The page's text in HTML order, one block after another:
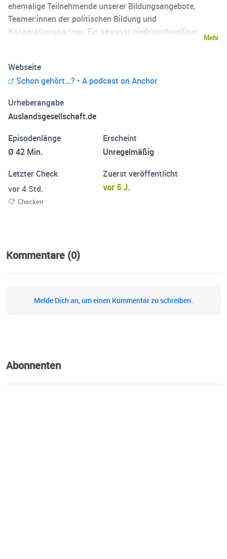
ehemalige Teilnehmende unserer Bildungsangebote,
Teamer:innen der politischen Bildung und
Kooperationspartner. Ein bewusst niedrigschwelliger
Zugangsmöglichkeiten als auch
Kooperationspartner:innen ihren jeweils persönlichen
können. Mehr Infos unter: www.auslandsgesellschaft.de
Mehr
Webseite
Schon gehört...? • A podcast on Anchor
Urheberangabe
Auslandsgesellschaft.de
Episodenlänge
Ø 42 Min.
Erscheint
Unregelmäßig
Letzter Check
vor 4 Std.
Checken
Zuerst veröffentlicht
vor 5 J.
Kommentare (0)
Melde Dich an, um einen Kommentar zu schreiben.
Abonnenten